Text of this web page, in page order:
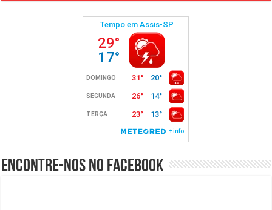
Encontre-nos no Facebook